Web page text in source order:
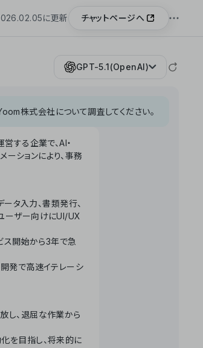
に更新 チャットページへ
GPT-5.1(OpenAI)
株式会社について調査してください。
する企業で、AI・
ションにより、事務
タ入力、書類発行、
ーザー向けにUI/UX
開始から3年で急
発で高速イテレーシ
し、退屈な作業から
を目指し、将来的に